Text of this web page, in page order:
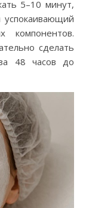
5–10 минут,
компонентов.
сделать
48 часов до